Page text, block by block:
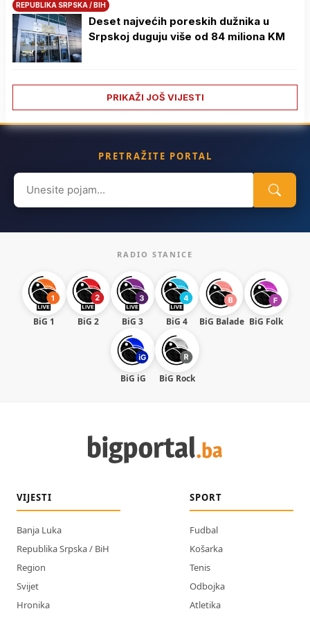
REPUBLIKA SRPSKA / BIH
Deset najvećih poreskih dužnika u
Srpskoj duguju više od 84 miliona KM
PRIKAŽI JOŠ VIJESTI
PRETRAŽITE PORTAL
Search
for:
RADIO STANICE
BiG 1 BiG 2 BiG 3 BiG 4 BiG Balade BiG Folk
BiG iG BiG Rock
VIJESTI
Banja Luka
Republika Srpska / BiH
Region
Svijet
Hronika
SPORT
Fudbal
Košarka
Tenis
Odbojka
Atletika